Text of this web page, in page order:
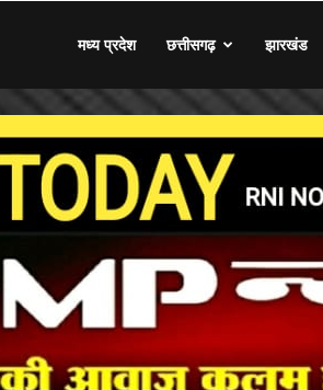
मध्य प्रदेश छत्तीसगढ़ झारखंड